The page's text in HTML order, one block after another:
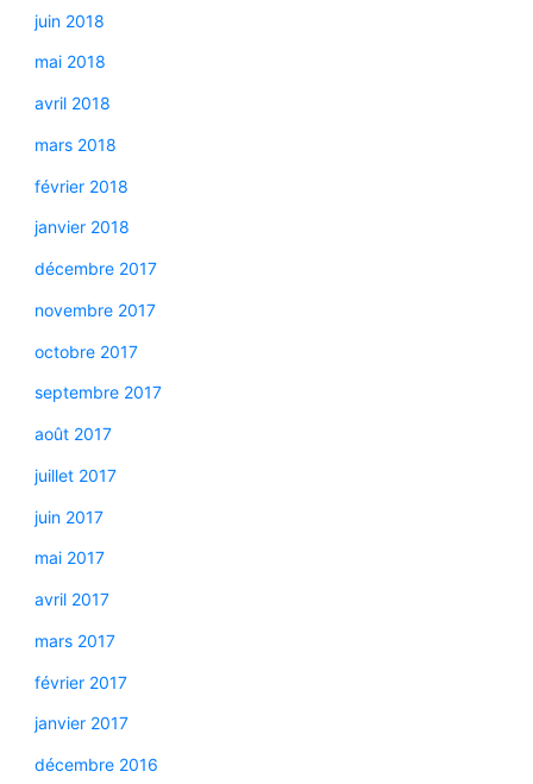
juin 2018
mai 2018
avril 2018
mars 2018
février 2018
janvier 2018
décembre 2017
novembre 2017
octobre 2017
septembre 2017
août 2017
juillet 2017
juin 2017
mai 2017
avril 2017
mars 2017
février 2017
janvier 2017
décembre 2016